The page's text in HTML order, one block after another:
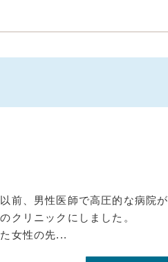
前、男性医師で高圧的な病院が
クリニックにしました。
女性の先...